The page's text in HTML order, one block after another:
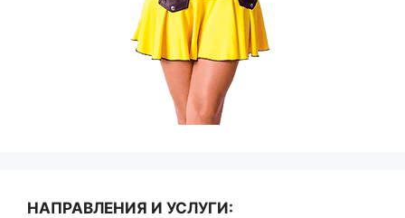
НАПРАВЛЕНИЯ И УСЛУГИ: